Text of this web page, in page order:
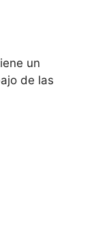
un
de las